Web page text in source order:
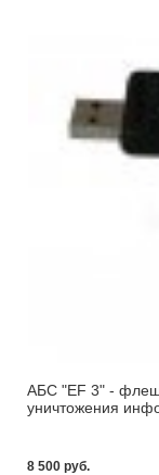
АБС "EF 3" -
уничтожения
8 500 pуб.